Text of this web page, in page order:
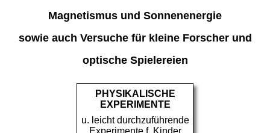
Magnetismus und Sonnenenergie
sowie auch Versuche für kleine Forscher und
optische Spielereien
PHYSIKALISCHE
EXPERIMENTE
u. leicht durchzuführende
Experimente f. Kinder